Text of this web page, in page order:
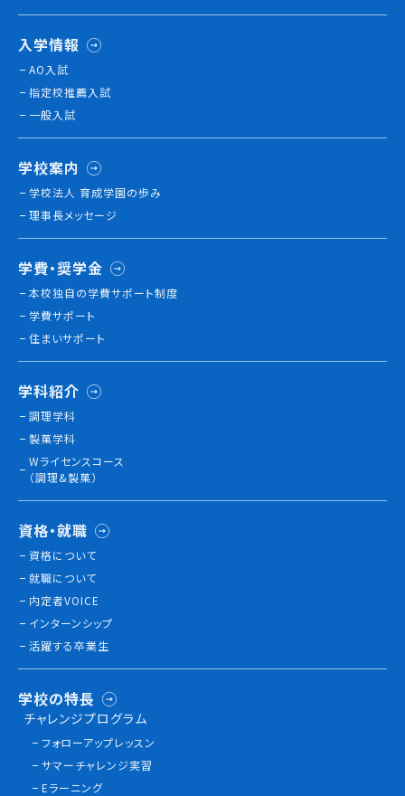
入学情報
AO入試
指定校推薦入試
一般入試
学校案内
学校法人 育成学園の歩み
理事長メッセージ
学費・奨学金
本校独⾃の学費サポート制度
学費サポート
住まいサポート
学科紹介
調理学科
製菓学科
Wライセンスコース
（調理&製菓）
資格・就職
資格について
就職について
内定者VOICE
インターンシップ
活躍する卒業生
学校の特長
チャレンジプログラム
フォローアップレッスン
サマーチャレンジ実習
Eラーニング